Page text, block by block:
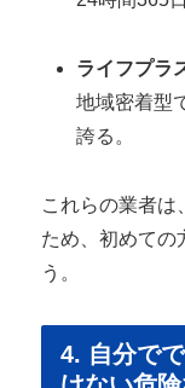
ライフプラ
地域密着型
誇る。
これらの業者は
ため、初めての
う。
4. 自分で